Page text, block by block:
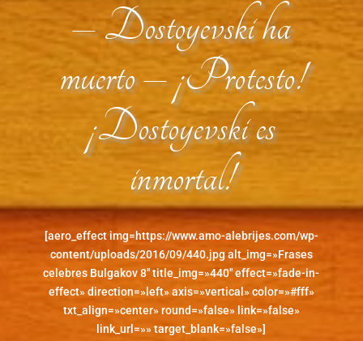
– Dostoyevski ha
muerto – ¡Protesto!
¡Dostoyevski es
inmortal!
[aero_effect img=https://www.amo-alebrijes.com/wp-
content/uploads/2016/09/440.jpg alt_img=»Frases
celebres Bulgakov 8″ title_img=»440″ effect=»fade-in-
effect» direction=»left» axis=»vertical» color=»#fff»
txt_align=»center» round=»false» link=»false»
link_url=»» target_blank=»false»]